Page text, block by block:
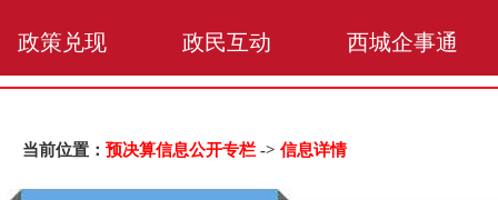
政策兑现 政民互动 西城企事通
当前位置： 预决算信息公开专栏 -> 信息详情